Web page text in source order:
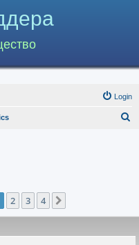
Login
2 3 4